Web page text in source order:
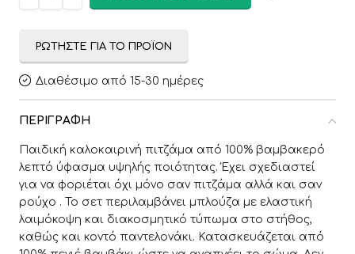
ΡΩΤΉΣΤΕ ΓΙΑ ΤΟ ΠΡΟΪΌΝ
Διαθέσιμο από 15-30 ημέρες
ΠΕΡΙΓΡΑΦΉ
Παιδική καλοκαιρινή πιτζάμα από 100% βαμβακερό
λεπτό ύφασμα υψηλής ποιότητας. Έχει σχεδιαστεί
για να φοριέται όχι μόνο σαν πιτζάμα αλλά και σαν
ρούχο . Το σετ περιλαμβάνει μπλούζα με ελαστική
λαιμόκοψη και διακοσμητικό τύπωμα στο στήθος,
καθώς και κοντό παντελονάκι. Κατασκευάζεται από